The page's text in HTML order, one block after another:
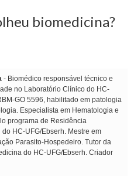
biomedicina?
- Biomédico responsável técnico e
no Laboratório Clínico do HC-
GO 5596, habilitado em patologia
Especialista em Hematologia e
programa de Residência
HC-UFG/Ebserh. Mestre em
Parasito-Hospedeiro. Tutor da
do HC-UFG/Ebserh. Criador